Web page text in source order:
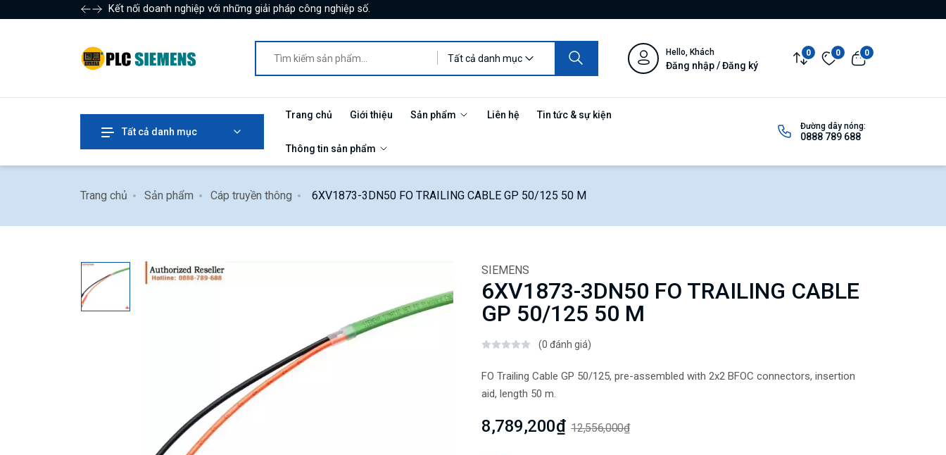
Kết nối doanh nghiệp với những giải pháp công nghiệp số.
Tất cả danh mục
Hello, Khách
Đăng nhập / Đăng ký
0 0 0
Tất cả danh mục
Trang chủ Giới thiệu Sản phẩm Liên hệ Tin tức & sự kiện
Thông tin sản phẩm
Đường dây nóng:
0888 789 688
Trang chủ Sản phẩm Cáp truyền thông 6XV1873-3DN50 FO TRAILING CABLE GP 50/125 50 M
SIEMENS
6XV1873-3DN50 FO TRAILING CABLE
GP 50/125 50 M
(0 đánh giá)
FO Trailing Cable GP 50/125, pre-assembled with 2x2 BFOC connectors, insertion
aid, length 50 m.
8,789,200₫ 12,556,000₫